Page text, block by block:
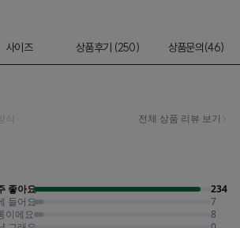
사이즈 상품후기 (250) 상품문의(46)